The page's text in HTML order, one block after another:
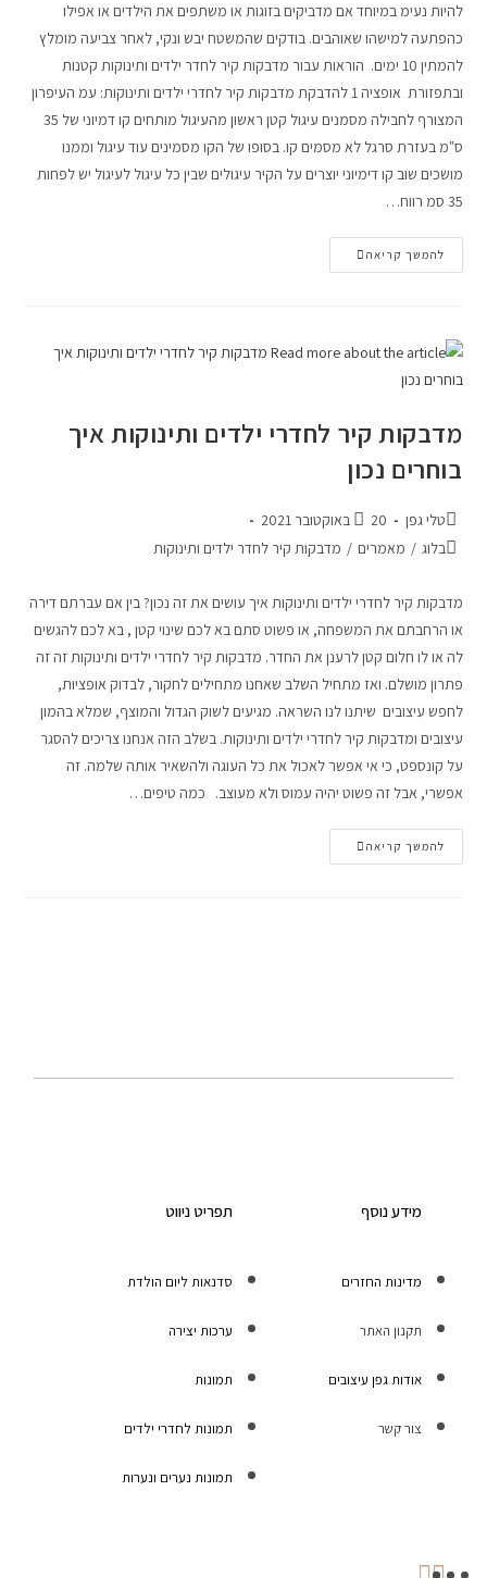
להיות נעימ במיוחד אם מדביקים בזוגות או משתפים את הילדים או אפילו
כהפתעה למישהו שאוהבים. בודקים שהמשטח יבש ונקי, לאחר צביעה מומלץ
להמתין 10 ימים. הוראות עבור מדבקות קיר לחדר ילדים ותינוקות קטנות
ובתפזורת אופציה 1 להדבקת מדבקות קיר לחדרי ילדים ותינוקות: עמ העיפרון
המצורף לחבילה מסמנים עיגול קטן ראשון מהעיגול מותחים קו דמיוני של 35
ס"מ בעזרת סרגל לא מסמים קו. בסופו של הקו מסמינים עוד עיגול וממנו
מושכים שוב קו דימיוני יוצרים על הקיר עיגולים שבין כל עיגול לעיגול יש לפחות
35 סמ רווח…
להמשך קריאה
מדבקות קיר לחדרי ילדים ותינוקות איך
בוחרים נכון
טלי גפן
20 באוקטובר 2021
בלוג / מאמרים / מדבקות קיר לחדר ילדים ותינוקות
מדבקות קיר לחדרי ילדים ותינוקות איך עושים את זה נכון? בין אם עברתם דירה
או הרחבתם את המשפחה, או פשוט סתם בא לכם שינוי קטן , בא לכם להגשים
לה או לו חלום קטן לרענן את החדר. מדבקות קיר לחדרי ילדים ותינוקות זה זה
פתרון מושלם. ואז מתחיל השלב שאחנו מתחילים לחקור, לבדוק אופציות,
לחפש עיצובים שיתנו לנו השראה. מגיעים לשוק הגדול והמוצף, שמלא בהמון
עיצובים ומדבקות קיר לחדרי ילדים ותינוקות. בשלב הזה אנחנו צריכים להסגר
על קונספט, כי אי אפשר לאכול את כל העוגה ולהשאיר אותה שלמה. זה
אפשרי, אבל זה פשוט יהיה עמוס ולא מעוצב. כמה טיפים…
להמשך קריאה
מידע נוסף
מדינות החזרים
תקנון האתר
אודות גפן עיצובים
צור קשר
תפריט ניווט
סדנאות ליום הולדת
ערכות יצירה
תמונות
תמונות לחדרי ילדים
תמונות נערים ונערות